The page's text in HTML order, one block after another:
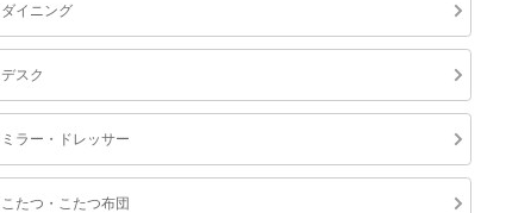
ダイニング
デスク
ミラー・ドレッサー
こたつ・こたつ布団